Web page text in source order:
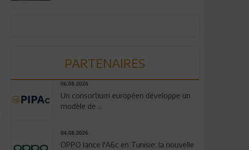
PARTENAIRES
06.08.2026
Un consortium européen développe un
modèle de ...
04.08.2026
OPPO lance l'A6c en Tunisie: la nouvelle